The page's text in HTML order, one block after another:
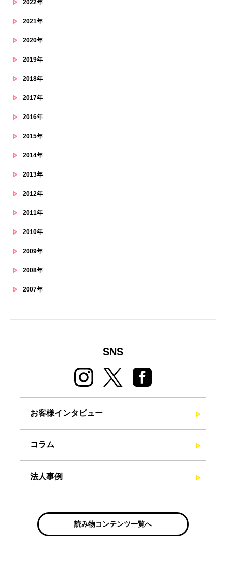
2022年
2021年
2020年
2019年
2018年
2017年
2016年
2015年
2014年
2013年
2012年
2011年
2010年
2009年
2008年
2007年
SNS
お客様インタビュー
コラム
法人事例
読み物コンテンツ一覧へ